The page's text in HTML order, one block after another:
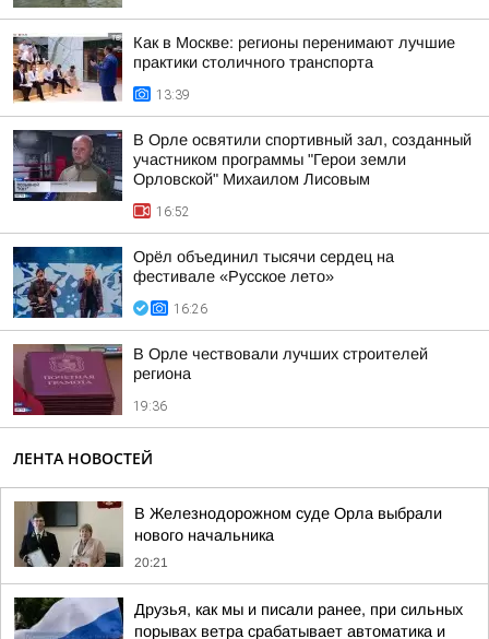
Как в Москве: регионы перенимают лучшие
практики столичного транспорта
13:39
В Орле освятили спортивный зал, созданный
участником программы "Герои земли
Орловской" Михаилом Лисовым
16:52
Орёл объединил тысячи сердец на
фестивале «Русское лето»
16:26
В Орле чествовали лучших строителей
региона
19:36
ЛЕНТА НОВОСТЕЙ
В Железнодорожном суде Орла выбрали
нового начальника
20:21
Друзья, как мы и писали ранее, при сильных
порывах ветра срабатывает автоматика и